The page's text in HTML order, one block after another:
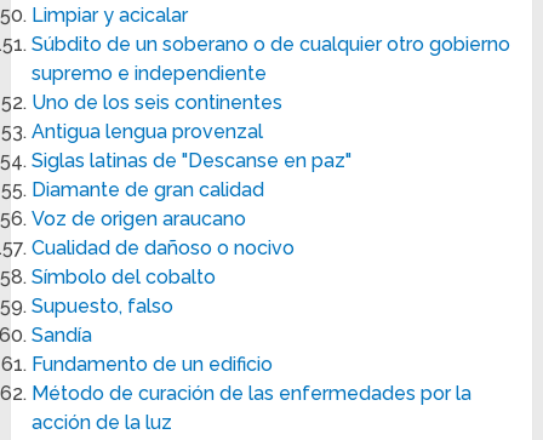
Limpiar y acicalar
Súbdito de un soberano o de cualquier otro gobierno
supremo e independiente
Uno de los seis continentes
Antigua lengua provenzal
Siglas latinas de "Descanse en paz"
Diamante de gran calidad
Voz de origen araucano
Cualidad de dañoso o nocivo
Símbolo del cobalto
Supuesto, falso
Sandía
Fundamento de un edificio
Método de curación de las enfermedades por la
acción de la luz